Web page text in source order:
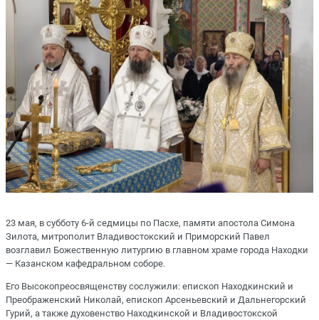
23 мая, в субботу 6-й седмицы по Пасхе, памяти апостола Симона
Зилота, митрополит Владивостокский и Приморский Павел
возглавил Божественную литургию в главном храме города Находки
— Казанском кафедральном соборе.
Его Высокопреосвященству сослужили: епископ Находкинский и
Преображенский Николай, епископ Арсеньевский и Дальнегорский
Гурий, а также духовенство Находкинской и Владивостокской